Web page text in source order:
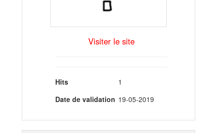
Visiter le site
Hits
1
Date de validation 19-05-2019